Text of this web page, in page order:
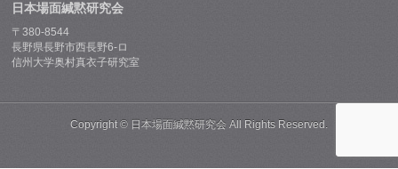
日本場面緘黙研究会
〒380-8544
長野県長野市西長野6-ロ
信州大学奥村真衣子研究室
Copyright © 日本場面緘黙研究会All Rights Reserved.